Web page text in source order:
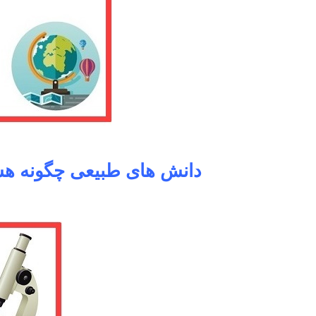
دانش های طبیعی چگونه